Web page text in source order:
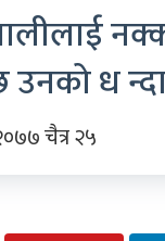
ध
चैत्र २५